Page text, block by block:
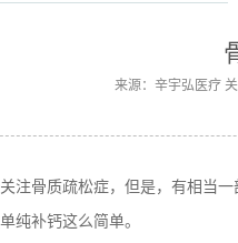
来源：辛宇弘医疗
注骨质疏松症，但是，有相当
纯补钙这么简单。